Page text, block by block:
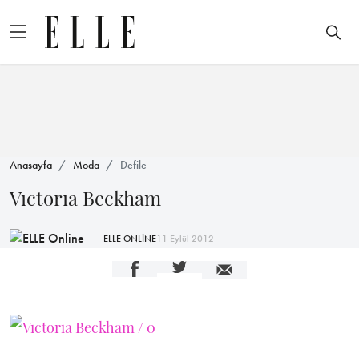
Anasayfa Moda Defile
Vıctorıa Beckham
ELLE ONLİNE11 Eylül 2012